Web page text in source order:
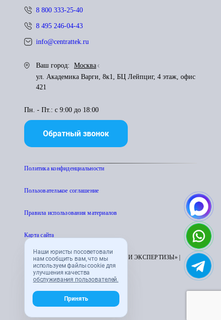
Наши юристы посоветовали
нам сообщить вам, что мы
используем файлы cookie для
улучшения качества
обслуживания пользователей.
Принять
8 800 333-25-40
8 495 246-04-43
info@centrattek.ru
Ваш город:
Москва
ул. Академика Варги, 8к1, БЦ Лейпциг, 4 этаж, офис
421
Пн. - Пт.: с 9:00 до 18:00
Обратный звонок
Политика конфиденциальности
Пользователькое соглашение
Правила использования материалов
Карта сайта
© 1995 - 2026 «ЦЕНТР АТТЕСТАЦИИ И ЭКСПЕРТИЗЫ» |
CENTRATTEK.RU